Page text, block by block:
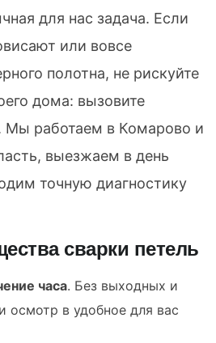
для нас задача. Если
или вовсе
полотна, не рискуйте
дома: вызовите
Мы работаем в Комарово и
выезжаем в день
точную диагностику
сварки петель
часа. Без выходных и
осмотр в удобное для вас